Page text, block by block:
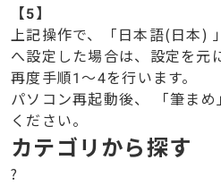
【5】
上記操作で、「日本語(日本)
へ設定した場合は、設定を元
再度手順1～4を行います。
パソコン再起動後、 「筆ま
ください。
カテゴリから探す
?